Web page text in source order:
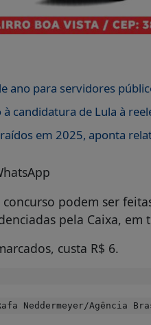
ano para servidores
candidatura de Lula à
em 2025, aponta
podem ser
pela Caixa,
custa R$ 6.
Neddermeyer/Agência